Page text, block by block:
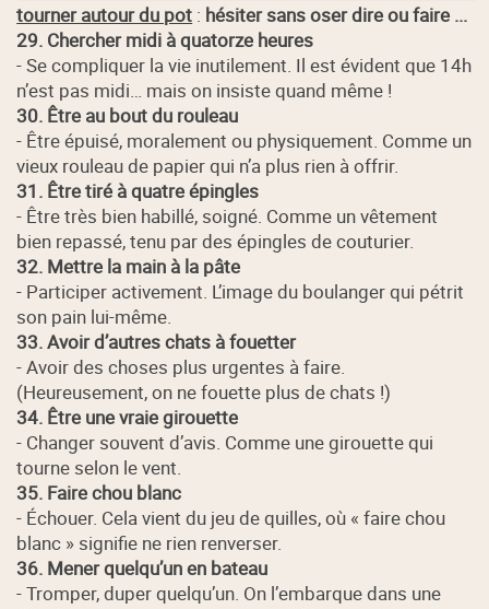
tourner autour du pot : hésiter sans oser dire ou faire ...
29. Chercher midi à quatorze heures
- Se compliquer la vie inutilement. Il est évident que 14h
n’est pas midi… mais on insiste quand même !
30. Être au bout du rouleau
- Être épuisé, moralement ou physiquement. Comme un
vieux rouleau de papier qui n’a plus rien à offrir.
31. Être tiré à quatre épingles
- Être très bien habillé, soigné. Comme un vêtement
bien repassé, tenu par des épingles de couturier.
32. Mettre la main à la pâte
- Participer activement. L’image du boulanger qui pétrit
son pain lui-même.
33. Avoir d’autres chats à fouetter
- Avoir des choses plus urgentes à faire.
(Heureusement, on ne fouette plus de chats !)
34. Être une vraie girouette
- Changer souvent d’avis. Comme une girouette qui
tourne selon le vent.
35. Faire chou blanc
- Échouer. Cela vient du jeu de quilles, où « faire chou
blanc » signifie ne rien renverser.
36. Mener quelqu’un en bateau
- Tromper, duper quelqu’un. On l’embarque dans une